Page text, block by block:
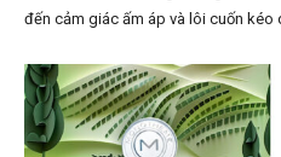
đến cảm giác ấm áp và lôi cuốn kéo